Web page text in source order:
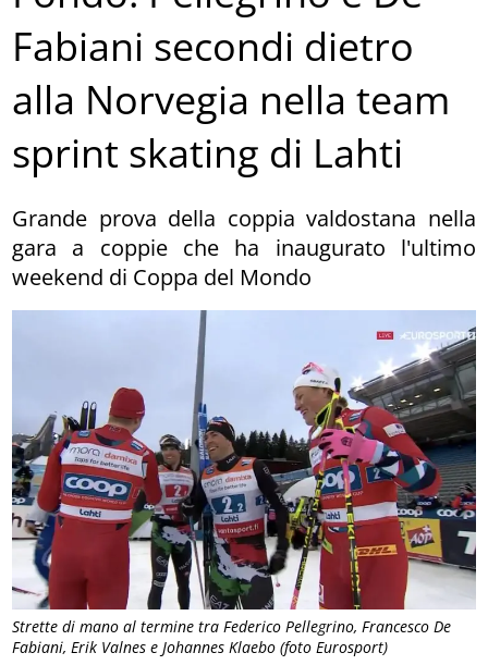
Strette di mano al termine tra Federico Pellegrino, Francesco De
Fabiani, Erik Valnes e Johannes Klaebo (foto Eurosport)
Fabiani secondi dietro
alla Norvegia nella team
sprint skating di Lahti
Grande prova della coppia valdostana nella
gara a coppie che ha inaugurato l'ultimo
weekend di Coppa del Mondo